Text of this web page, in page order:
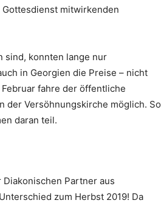
mitwirkenden
sind, konnten lange nur
in Georgien die Preise – nicht
fahre der öffentliche
der Versöhnungskirche möglich. So
daran teil.
Partner aus
zum Herbst 2019! Da